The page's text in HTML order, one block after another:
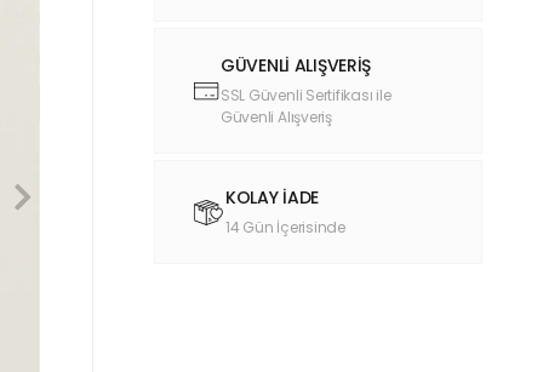
GÜVENLİ ALIŞVERİŞ
SSL Güvenli Sertifikası ile
Güvenli Alışveriş
KOLAY İADE
14 Gün İçerisinde